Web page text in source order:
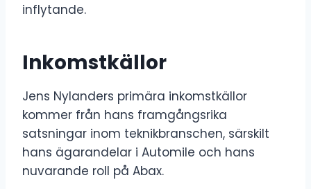
inflytande.
Inkomstkällor
Jens Nylanders primära inkomstkällor
kommer från hans framgångsrika
satsningar inom teknikbranschen, särskilt
hans ägarandelar i Automile och hans
nuvarande roll på Abax.